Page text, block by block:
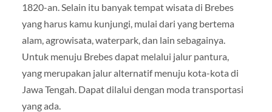
1820-an. Selain itu banyak tempat wisata di Brebes
yang harus kamu kunjungi, mulai dari yang bertema
alam, agrowisata, waterpark, dan lain sebagainya.
Untuk menuju Brebes dapat melalui jalur pantura,
yang merupakan jalur alternatif menuju kota-kota di
Jawa Tengah. Dapat dilalui dengan moda transportasi
yang ada.